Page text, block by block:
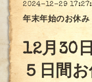
2024-12-29
年末年始のお休み
12月30
５日間